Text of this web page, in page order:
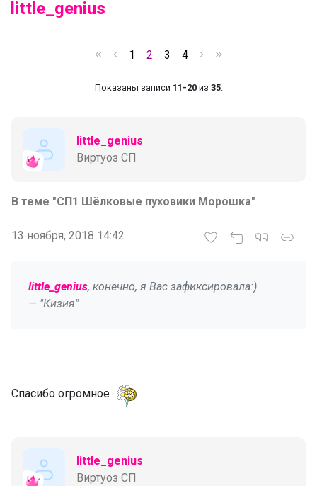
little_genius
1 2 3 4
Показаны записи 11-20из 35.
little_genius
Виртуоз СП
В теме "СП1 Шёлковые пуховики Морошка"
13 ноября, 2018 14:42
little_genius, конечно, я Вас зафиксировала:)
— "Кизия"
Спасибо огромное
little_genius
Виртуоз СП